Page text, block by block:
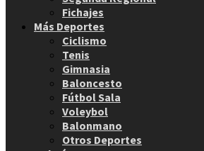
Fichajes
Más Deportes
Ciclismo
Tenis
Gimnasia
Baloncesto
Fútbol Sala
Voleybol
Balonmano
Otros Deportes